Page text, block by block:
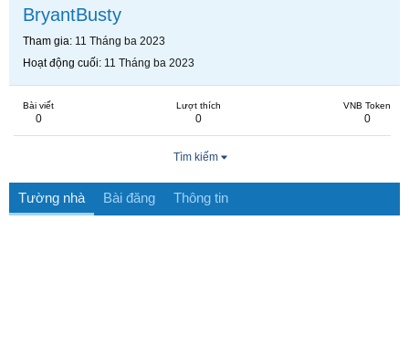
BryantBusty
Tham gia 11 Tháng ba 2023
Hoạt động cuối 11 Tháng ba 2023
Bài viết
0
Lượt thích
0
VNB Token
0
Tìm kiếm
Tường nhà Bài đăng Thông tin